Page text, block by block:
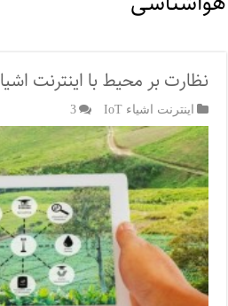
نظارت بر محیط با اینترنت اشیا
اینترنت اشیاء IoT 3